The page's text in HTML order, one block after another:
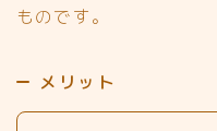
ものです。
メリット